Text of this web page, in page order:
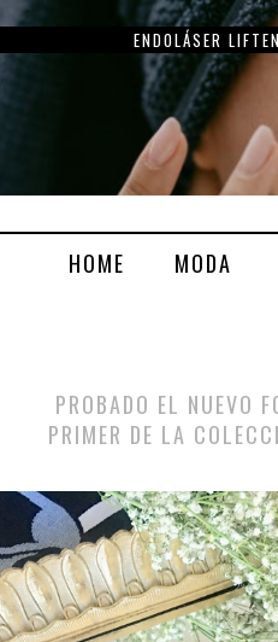
ENDOLÁSER
HOME MODA
PROBADO EL NUEVO
PRIMER DE LA